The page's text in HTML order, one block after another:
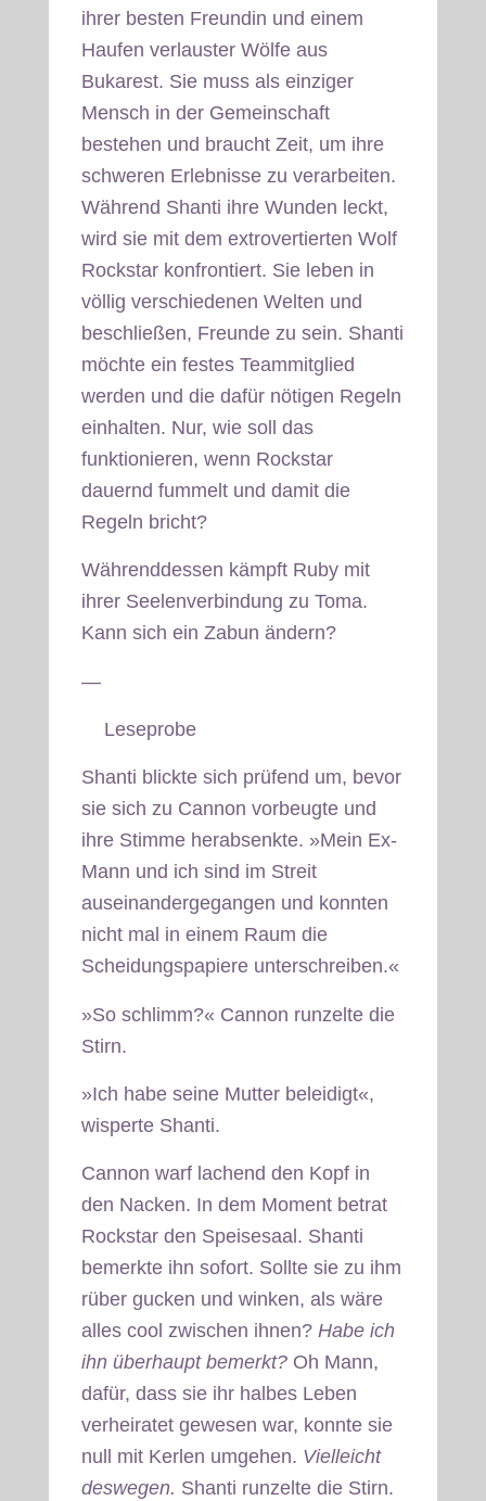
ihrer besten Freundin und einem
Haufen verlauster Wölfe aus
Bukarest. Sie muss als einziger
Mensch in der Gemeinschaft
bestehen und braucht Zeit, um ihre
schweren Erlebnisse zu verarbeiten.
Während Shanti ihre Wunden leckt,
wird sie mit dem extrovertierten Wolf
Rockstar konfrontiert. Sie leben in
völlig verschiedenen Welten und
beschließen, Freunde zu sein. Shanti
möchte ein festes Teammitglied
werden und die dafür nötigen Regeln
einhalten. Nur, wie soll das
funktionieren, wenn Rockstar
dauernd fummelt und damit die
Regeln bricht?
Währenddessen kämpft Ruby mit
ihrer Seelenverbindung zu Toma.
Kann sich ein Zabun ändern?
—
Leseprobe
Shanti blickte sich prüfend um, bevor
sie sich zu Cannon vorbeugte und
ihre Stimme herabsenkte. »Mein Ex-
Mann und ich sind im Streit
auseinandergegangen und konnten
nicht mal in einem Raum die
Scheidungspapiere unterschreiben.«
»So schlimm?« Cannon runzelte die
Stirn.
»Ich habe seine Mutter beleidigt«,
wisperte Shanti.
Cannon warf lachend den Kopf in
den Nacken. In dem Moment betrat
Rockstar den Speisesaal. Shanti
bemerkte ihn sofort. Sollte sie zu ihm
rüber gucken und winken, als wäre
alles cool zwischen ihnen? Habe ich
ihn überhaupt bemerkt?Oh Mann,
dafür, dass sie ihr halbes Leben
verheiratet gewesen war, konnte sie
null mit Kerlen umgehen. Vielleicht
deswegen. Shanti runzelte die Stirn.